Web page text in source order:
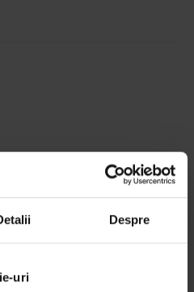
Despre
uri